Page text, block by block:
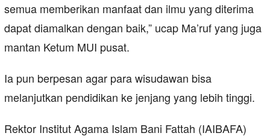
semua memberikan manfaat dan ilmu yang diterima
dapat diamalkan dengan baik,” ucap Ma’ruf yang juga
mantan Ketum MUI pusat.
Ia pun berpesan agar para wisudawan bisa
melanjutkan pendidikan ke jenjang yang lebih tinggi.
Rektor Institut Agama Islam Bani Fattah (IAIBAFA)